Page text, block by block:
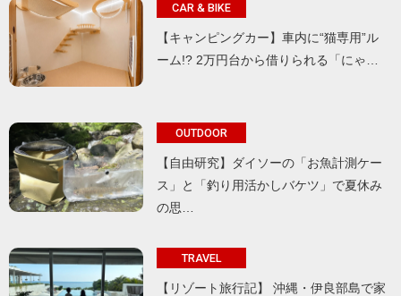
CAR & BIKE
【キャンピングカー】車内に“猫専用”ル
ーム!? 2万円台から借りられる「にゃ…
OUTDOOR
【自由研究】ダイソーの「お魚計測ケー
ス」と「釣り用活かしバケツ」で夏休み
の思…
TRAVEL
【リゾート旅行記】 沖縄・伊良部島で家